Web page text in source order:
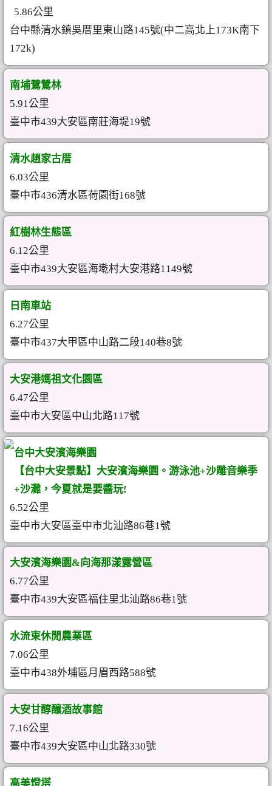
5.86公里
台中縣清水鎮吳厝里東山路145號(中二高北上173K南下
172k)
南埔鷺鷥林
5.91公里
臺中市439大安區南莊海堤19號
清水趙家古厝
6.03公里
臺中市436清水區荷園街168號
紅樹林生態區
6.12公里
臺中市439大安區海墘村大安港路1149號
日南車站
6.27公里
臺中市437大甲區中山路二段140巷8號
大安港媽祖文化園區
6.47公里
臺中市大安區中山北路117號
台中大安濱海樂園
【台中大安景點】大安濱海樂園。游泳池+沙雕音樂季
+沙灘，今夏就是要醬玩!
6.52公里
臺中市大安區臺中市北汕路86巷1號
大安濱海樂園&向海那漾露營區
6.77公里
臺中市439大安區福住里北汕路86巷1號
水流東休閒農業區
7.06公里
臺中市438外埔區月眉西路588號
大安甘醇釀酒故事館
7.16公里
臺中市439大安區中山北路330號
高美燈塔